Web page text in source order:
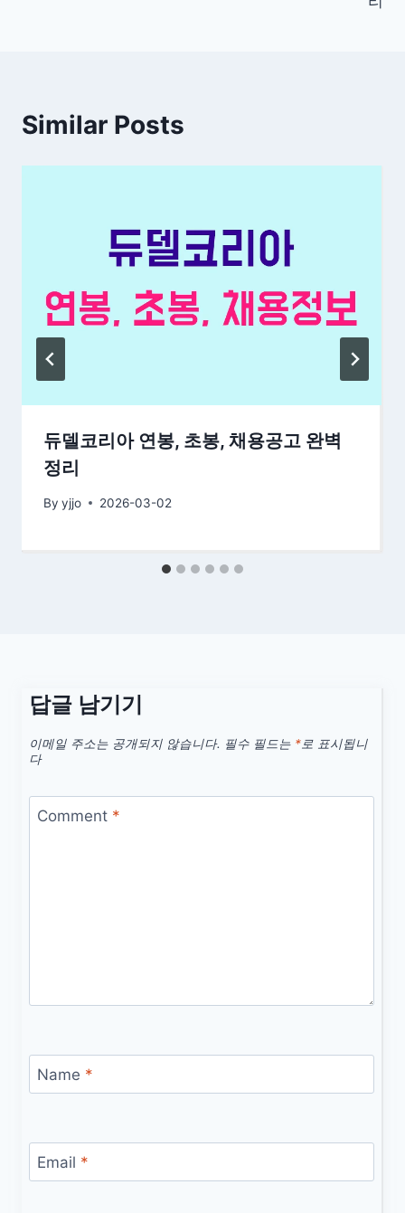
Similar Posts
듀델코리아 연봉, 초봉, 채용공고 완벽
정리
By yjjo 2026-03-02
답글 남기기
이메일 주소는 공개되지 않습니다. 필수 필드는 *로 표시됩니
다
Comment *
Name *
Email *